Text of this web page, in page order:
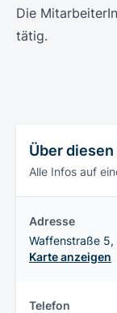
Die
tätig.
Über
Alle Infos auf
Adresse
Waffenstraße
Karte anzeigen
Telefon